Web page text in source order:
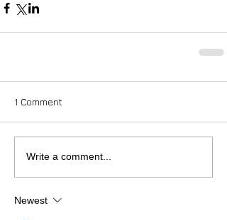
1 Comment
Write a comment...
Newest